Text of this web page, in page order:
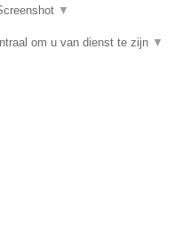
▼
om u van dienst te zijn ▼